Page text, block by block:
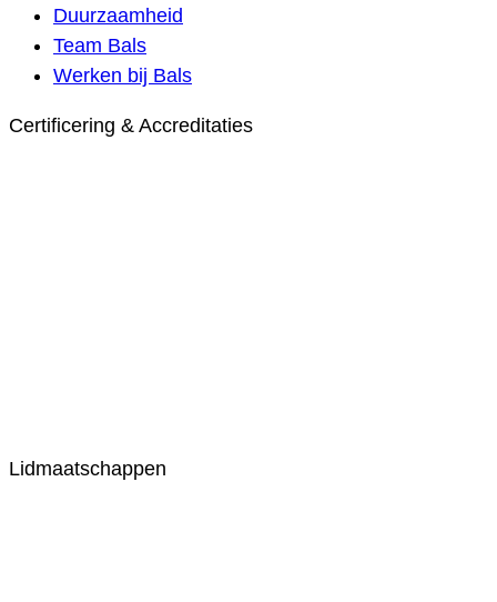
Duurzaamheid
Team Bals
Werken bij Bals
Certificering & Accreditaties
Lidmaatschappen